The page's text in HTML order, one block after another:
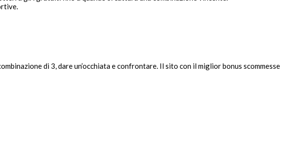
di 3, dare un’occhiata e confrontare. Il sito con il miglior bonus scommesse